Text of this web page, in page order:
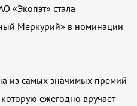
«Экопэт» стала
Меркурий» в номинации
из самых значимых премий
ежегодно вручает